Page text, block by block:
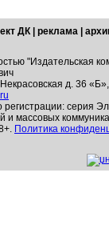
ДК реклама
"Издательская
д. 36
серия
и массовых
Политика